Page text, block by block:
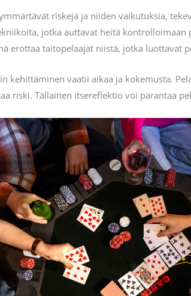
riskejä ja niiden vaikutuksia,
jotka auttavat heitä
erottaa taitopelaajat niistä, jotka luottavat
kehittäminen vaatii aikaa ja kokemusta.
riski. Tällainen itsereflektio voi parantaa